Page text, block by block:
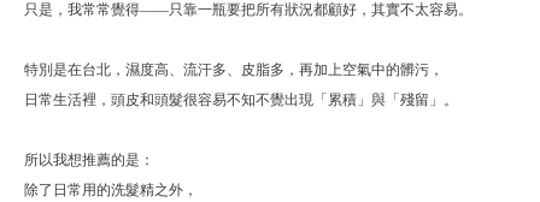
只是，我常常覺得——只靠一瓶要把所有狀況都顧好，其實不太容易。
特別是在台北，濕度高、流汗多、皮脂多，再加上空氣中的髒污，
日常生活裡，頭皮和頭髮很容易不知不覺出現「累積」與「殘留」。
所以我想推薦的是：
除了日常用的洗髮精之外，